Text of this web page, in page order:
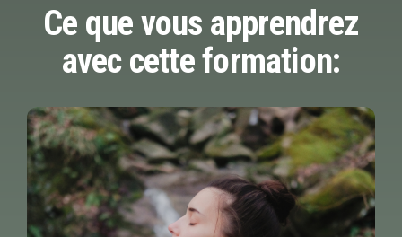
Ce que vous apprendrez
avec cette formation: